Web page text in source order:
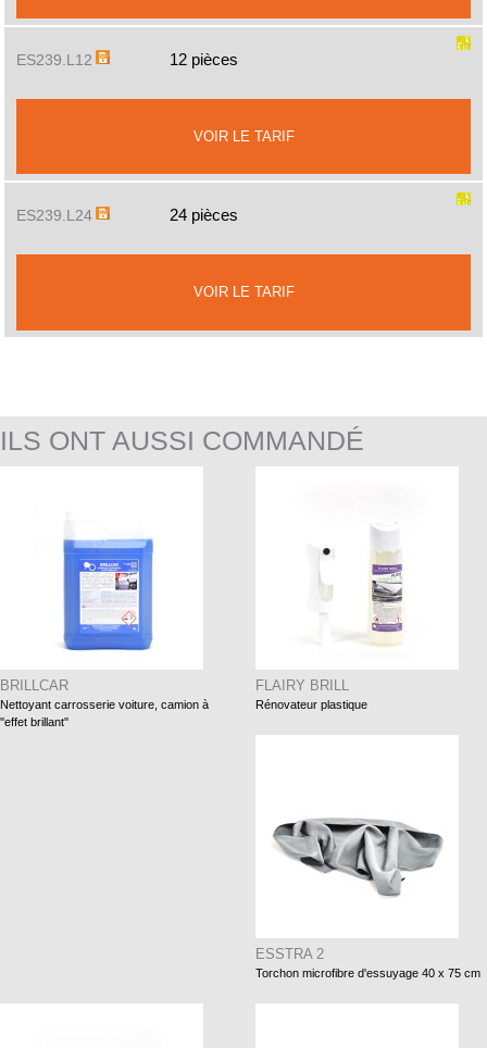
ES239.L12 12 pièces
VOIR LE TARIF
ES239.L24 24 pièces
VOIR LE TARIF
ILS ONT AUSSI COMMANDÉ
BRILLCAR
Nettoyant carrosserie voiture, camion à
''effet brillant''
FLAIRY BRILL
Rénovateur plastique
ESSTRA 2
Torchon microfibre d'essuyage 40 x 75 cm